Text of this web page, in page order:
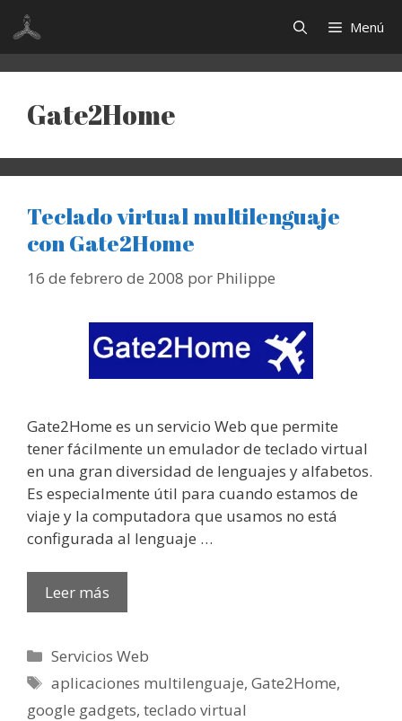
Saltar
contenido
Menú
Gate2Home
Teclado virtual multilenguaje
con Gate2Home
16 de febrero de 2008 por Philippe
Gate2Home es un servicio Web que permite
tener fácilmente un emulador de teclado virtual
en una gran diversidad de lenguajes y alfabetos.
Es especialmente útil para cuando estamos de
viaje y la computadora que usamos no está
configurada al lenguaje …
Leer más
Categorías
Servicios Web
Etiquetas
aplicaciones multilenguaje,Gate2Home,
google gadgets, teclado virtual